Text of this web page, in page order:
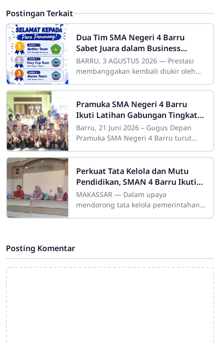
Postingan Terkait
Dua Tim SMA Negeri 4 Barru
Sabet Juara dalam Business
Poster Competition 2026
BARRU, 3 AGUSTUS 2026 — Prestasi
membanggakan kembali diukir oleh
tingkat nasional. Dua tim utusan
sekolah berhasil
Pramuka SMA Negeri 4 Barru
Ikuti Latihan Gabungan Tingkat
Penegak di SMA Negeri 1 Barru
Barru, 21 Juni 2026 – Gugus Depan
Pramuka SMA Negeri 4 Barru turut
Gabungan Tingkat Penegak yang
dilaksanakan di
Perkuat Tata Kelola dan Mutu
Pendidikan, SMAN 4 Barru Ikuti
Bimtek Inovasi Daerah
Bappelitbangda Sulsel
MAKASSAR — Dalam upaya
mendorong tata kelola pemerintahan
Posting Komentar